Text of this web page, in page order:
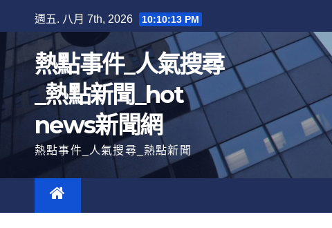
至
內
週五. 八月 7th, 2026 10:10:14 PM
熱點事件_人氣搜尋
_熱點新聞_hot
news新聞網
熱點事件_人氣搜尋_熱點新聞